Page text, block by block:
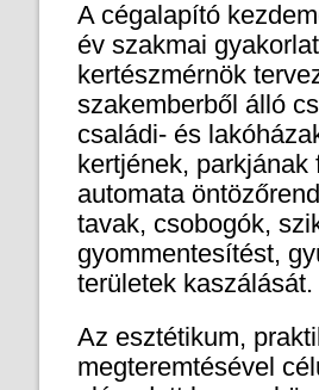
A cégalapító
év szakmai
kertészmérnök
szakemberből álló
családi- és
kertjének,
automata
tavak, csobogók,
gyommentesítést,
területek kaszálását.
Az esztétikum,
megteremtésével